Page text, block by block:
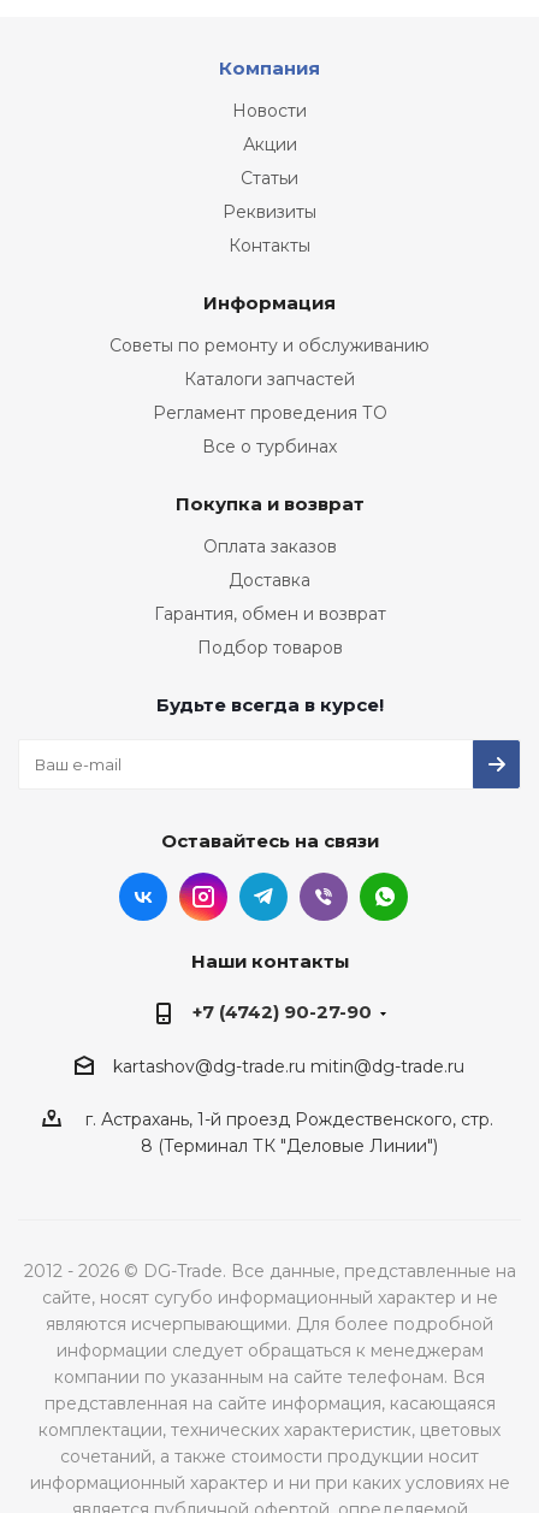
Компания
Новости
Акции
Статьи
Реквизиты
Контакты
Информация
Советы по ремонту и обслуживанию
Каталоги запчастей
Регламент проведения ТО
Все о турбинах
Покупка и возврат
Оплата заказов
Доставка
Гарантия, обмен и возврат
Подбор товаров
Будьте всегда в курсе!
Оставайтесь на связи
Наши контакты
+7 (4742) 90-27-90
kartashov@dg-trade.ru mitin@dg-trade.ru
г. Астрахань, 1-й проезд Рождественского, стр.
8 (Терминал ТК "Деловые Линии")
2012 - 2026 © DG-Trade. Все данные, представленные на
сайте, носят сугубо информационный характер и не
являются исчерпывающими. Для более подробной
информации следует обращаться к менеджерам
компании по указанным на сайте телефонам. Вся
представленная на сайте информация, касающаяся
комплектации, технических характеристик, цветовых
сочетаний, а также стоимости продукции носит
информационный характер и ни при каких условиях не